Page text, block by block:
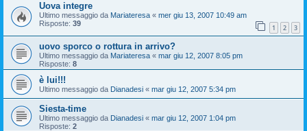
Uova integre
Ultimo messaggio da Mariateresa « mer giu 13, 2007 10:49 am
Risposte: 39 1 2 3
uovo sporco o rottura in arrivo?
Ultimo messaggio da Mariateresa « mar giu 12, 2007 8:05 pm
Risposte: 8
è lui!!!
Ultimo messaggio da Dianadesi « mar giu 12, 2007 5:34 pm
Siesta-time
Ultimo messaggio da Dianadesi « mar giu 12, 2007 1:04 pm
Risposte: 2